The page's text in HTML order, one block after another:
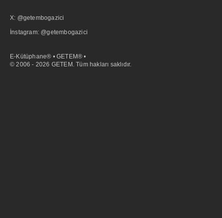
X: @getembogazici
İnstagram: @getembogazici
E-Kütüphane® • GETEM® •
© 2006 - 2026 GETEM. Tüm hakları saklıdır.